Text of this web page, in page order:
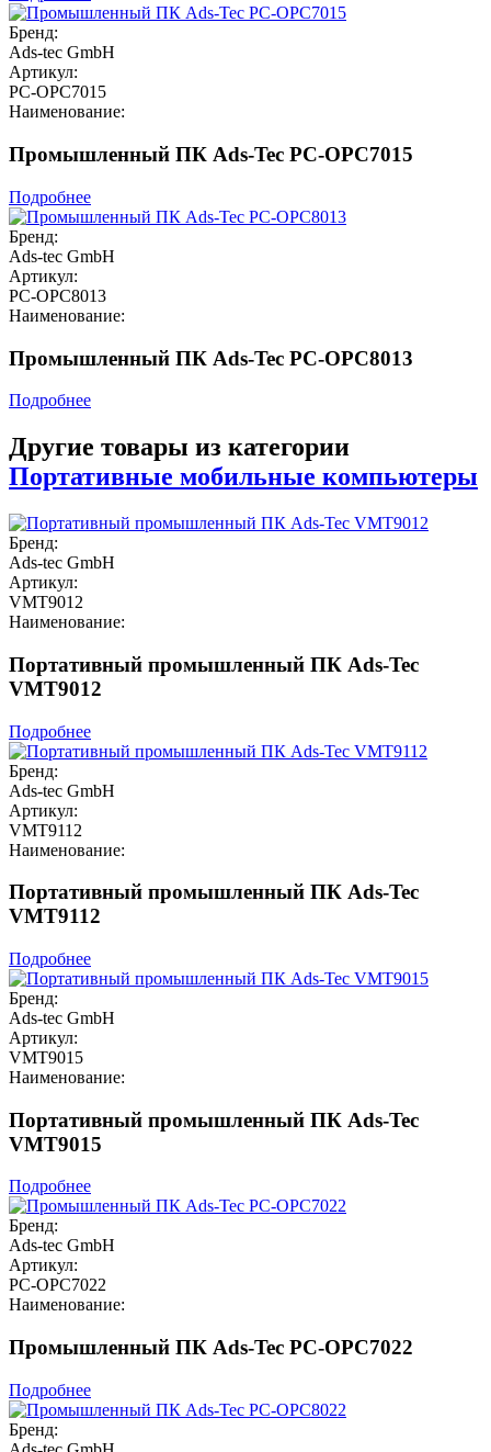
Бренд:
Ads-tec GmbH
Артикул:
PC-OPC7015
Наименование:
Промышленный ПК Ads-Tec PC-OPC7015
Подробнее
Бренд:
Ads-tec GmbH
Артикул:
PC-OPC8013
Наименование:
Промышленный ПК Ads-Tec PC-OPC8013
Подробнее
Другие товары из категории
Портативные мобильные компьютеры
Бренд:
Ads-tec GmbH
Артикул:
VMT9012
Наименование:
Портативный промышленный ПК Ads-Tec
VMT9012
Подробнее
Бренд:
Ads-tec GmbH
Артикул:
VMT9112
Наименование:
Портативный промышленный ПК Ads-Tec
VMT9112
Подробнее
Бренд:
Ads-tec GmbH
Артикул:
VMT9015
Наименование:
Портативный промышленный ПК Ads-Tec
VMT9015
Подробнее
Бренд:
Ads-tec GmbH
Артикул:
PC-OPC7022
Наименование:
Промышленный ПК Ads-Tec PC-OPC7022
Подробнее
Бренд: